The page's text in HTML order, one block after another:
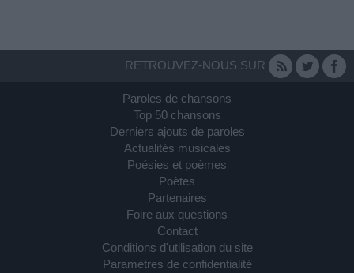
RETROUVEZ-NOUS SUR
Paroles de chansons
Top 50 chansons
Derniers ajouts de paroles
Actualités musicales
Poésies et poèmes
Poètes
Partenaires
Foire aux questions
Contact
Conditions d'utilisation du site
Paramètres de confidentialité